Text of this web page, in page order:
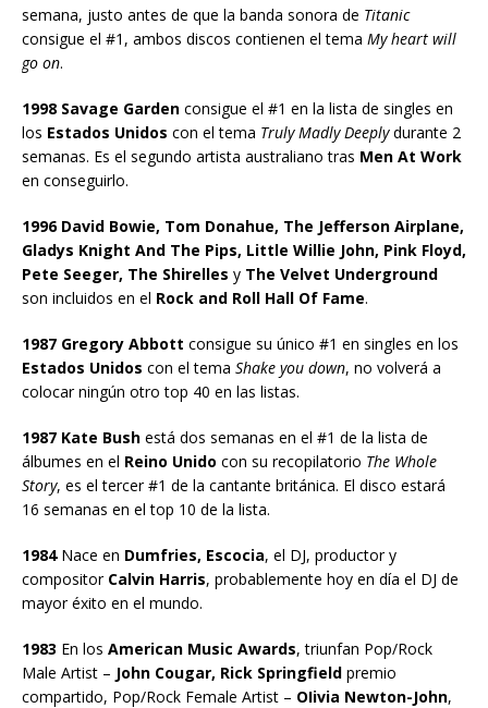
semana, justo antes de que la banda sonora de Titanic
consigue el #1, ambos discos contienen el tema My heart will
go on.
1998 Savage Garden consigue el #1 en la lista de singles en
los Estados Unidos con el tema Truly Madly Deeplydurante 2
semanas. Es el segundo artista australiano tras Men At Work
en conseguirlo.
1996 David Bowie, Tom Donahue, The Jefferson Airplane,
Gladys Knight And The Pips, Little Willie John, Pink Floyd,
Pete Seeger, The Shirelles y The Velvet Underground
son incluidos en el Rock and Roll Hall Of Fame.
1987 Gregory Abbott consigue su único #1 en singles en los
Estados Unidos con el tema Shake you down, no volverá a
colocar ningún otro top 40 en las listas.
1987 Kate Bush está dos semanas en el #1 de la lista de
álbumes en el Reino Unido con su recopilatorio The Whole
Story, es el tercer #1 de la cantante británica. El disco estará
16 semanas en el top 10 de la lista.
1984Nace en Dumfries, Escocia, el DJ, productor y
compositorCalvin Harris, probablemente hoy en día el DJ de
mayor éxito en el mundo.
1983 En los American Music Awards, triunfan Pop/Rock
Male Artist – John Cougar, Rick Springfield premio
compartido, Pop/Rock Female Artist – OIivia Newton-John,